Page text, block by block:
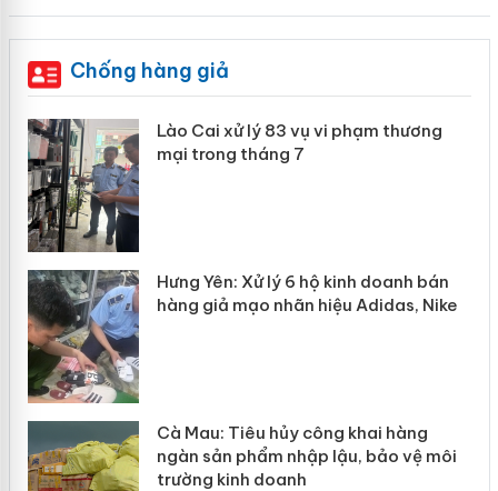
Chống hàng giả
Lào Cai xử lý 83 vụ vi phạm thương
mại trong tháng 7
Hưng Yên: Xử lý 6 hộ kinh doanh bán
hàng giả mạo nhãn hiệu Adidas, Nike
Cà Mau: Tiêu hủy công khai hàng
ngàn sản phẩm nhập lậu, bảo vệ môi
trường kinh doanh